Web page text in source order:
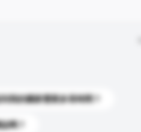
我的國家需要多長時間？
嗎？